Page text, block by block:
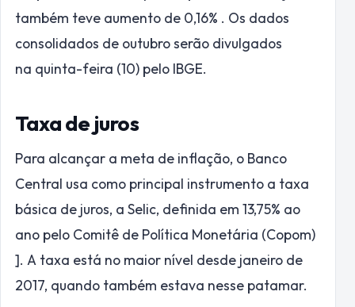
também teve aumento de 0,16% . Os dados
consolidados de outubroserão divulgados
na quinta-feira (10) pelo IBGE.
Taxa de juros
Para alcançar a meta de inflação, o Banco
Central usa como principal instrumento a taxa
básica de juros, a Selic, definida em 13,75% ao
ano pelo Comitê de Política Monetária (Copom)
]. A taxa está no maior nível desde janeiro de
2017, quando também estava nesse patamar.